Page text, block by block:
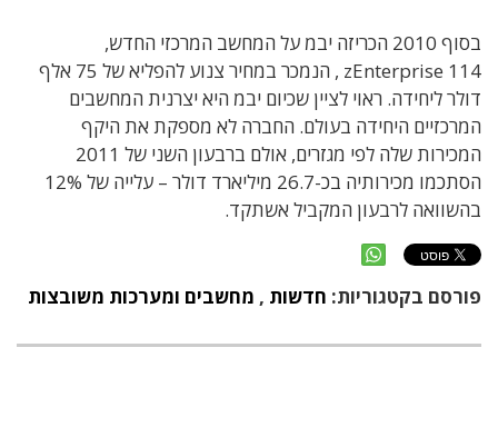
בסוף 2010 הכריזה יבמ על המחשב המרכזי החדש,
zEnterprise 114 , הנמכר במחיר צנוע להפליא של 75 אלף
דולר ליחידה. ראוי לציין שכיום יבמ היא יצרנית המחשבים
המרכזיים היחידה בעולם. החברה לא מספקת את היקף
המכירות שלה לפי מגזרים, אולם ברבעון השני של 2011
הסתכמו מכירותיה בכ-26.7 מיליארד דולר – עלייה של 12%
בהשוואה לרבעון המקביל אשתקד.
פורסם בקטגוריות: חדשות , מחשבים ומערכות משובצות